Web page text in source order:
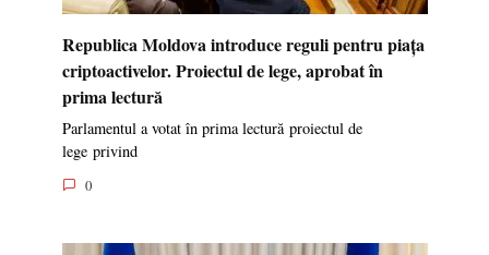
Republica Moldova introduce reguli pentru piața
criptoactivelor. Proiectul de lege, aprobat în
prima lectură
Parlamentul a votat în prima lectură proiectul de
lege privind
0